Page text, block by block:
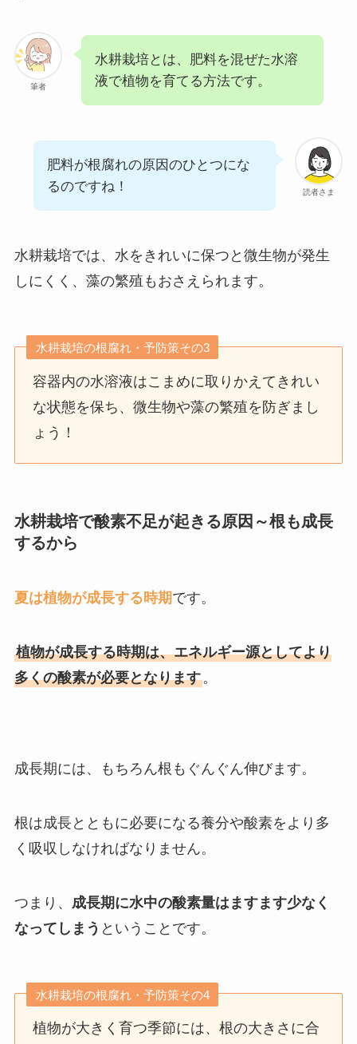
筆者
水耕栽培とは、肥料を混ぜた水溶
液で植物を育てる方法です。
読者さま
肥料が根腐れの原因のひとつにな
るのですね！
水耕栽培では、水をきれいに保つと微生物が発生
しにくく、藻の繁殖もおさえられます。
水耕栽培の根腐れ・予防策その3
容器内の水溶液はこまめに取りかえてきれい
な状態を保ち、微生物や藻の繁殖を防ぎまし
ょう！
水耕栽培で酸素不足が起きる原因～根も成長
するから
夏は植物が成長する時期です。
植物が成長する時期は、エネルギー源としてより
多くの酸素が必要となります。
成長期には、もちろん根もぐんぐん伸びます。
根は成長とともに必要になる養分や酸素をより多
く吸収しなければなりません。
つまり、 成長期に水中の酸素量はますます少なく
なってしまう ということです。
水耕栽培の根腐れ・予防策その4
植物が大きく育つ季節には、根の大きさに合